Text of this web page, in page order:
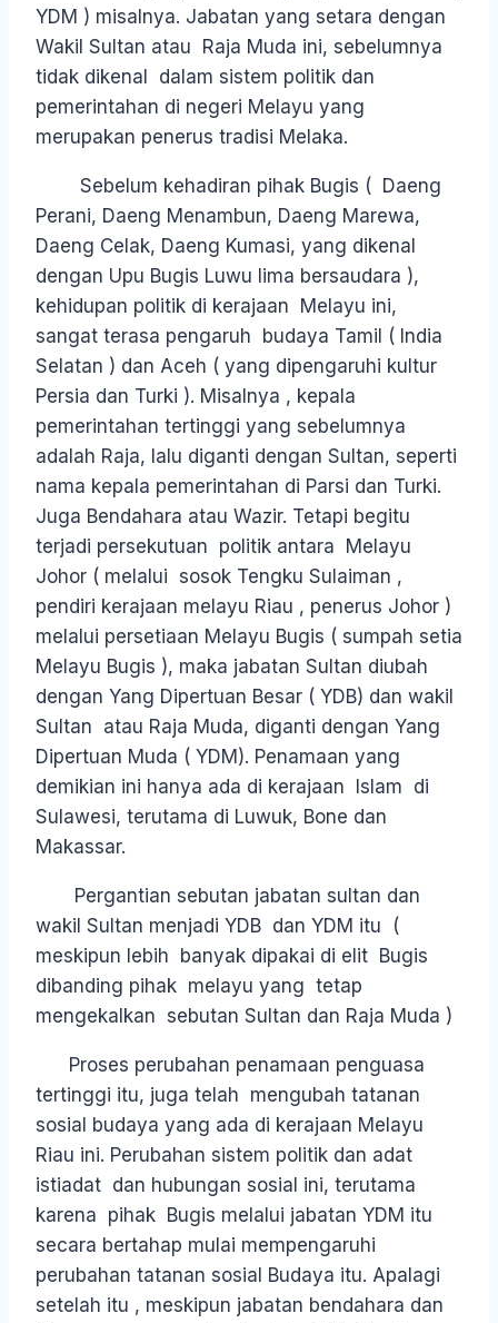
YDM ) misalnya. Jabatan yang setara dengan
Wakil Sultan atau Raja Muda ini, sebelumnya
tidak dikenal dalam sistem politik dan
pemerintahan di negeri Melayu yang
merupakan penerus tradisi Melaka.
Sebelum kehadiran pihak Bugis ( Daeng
Perani, Daeng Menambun, Daeng Marewa,
Daeng Celak, Daeng Kumasi, yang dikenal
dengan Upu Bugis Luwu lima bersaudara ),
kehidupan politik di kerajaan Melayu ini,
sangat terasa pengaruh budaya Tamil ( India
Selatan ) dan Aceh ( yang dipengaruhi kultur
Persia dan Turki ). Misalnya , kepala
pemerintahan tertinggi yang sebelumnya
adalah Raja, lalu diganti dengan Sultan, seperti
nama kepala pemerintahan di Parsi dan Turki.
Juga Bendahara atau Wazir. Tetapi begitu
terjadi persekutuan politik antara Melayu
Johor ( melalui sosok Tengku Sulaiman ,
pendiri kerajaan melayu Riau , penerus Johor )
melalui persetiaan Melayu Bugis ( sumpah setia
Melayu Bugis ), maka jabatan Sultan diubah
dengan Yang Dipertuan Besar ( YDB) dan wakil
Sultan atau Raja Muda, diganti dengan Yang
Dipertuan Muda ( YDM). Penamaan yang
demikian ini hanya ada di kerajaan Islam di
Sulawesi, terutama di Luwuk, Bone dan
Makassar.
Pergantian sebutan jabatan sultan dan
wakil Sultan menjadi YDB dan YDM itu (
meskipun lebih banyak dipakai di elit Bugis
dibanding pihak melayu yang tetap
mengekalkan sebutan Sultan dan Raja Muda )
Proses perubahan penamaan penguasa
tertinggi itu, juga telah mengubah tatanan
sosial budaya yang ada di kerajaan Melayu
Riau ini. Perubahan sistem politik dan adat
istiadat dan hubungan sosial ini, terutama
karena pihak Bugis melalui jabatan YDM itu
secara bertahap mulai mempengaruhi
perubahan tatanan sosial Budaya itu. Apalagi
setelah itu , meskipun jabatan bendahara dan